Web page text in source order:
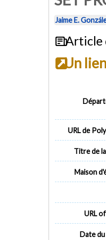
Jaime E.
Article
Un
URL de
Titre de
Maison
URL
Date